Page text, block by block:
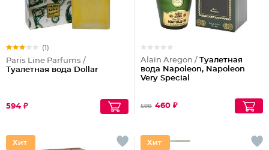
(1)
Paris Line Parfums /
Туалетная вода Dollar
594 ₽
Alain Aregon / Туалетная
вода Napoleon, Napoleon
Very Special
598 460 ₽